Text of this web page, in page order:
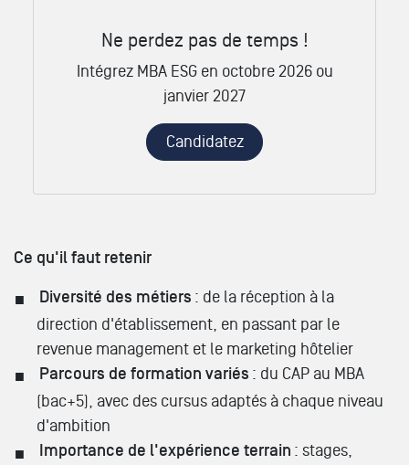
Ne perdez pas de temps !
Intégrez MBA ESG en octobre 2026 ou
janvier 2027
Candidatez
Ce qu'il faut retenir
Diversité des métiers : de la réception à la
direction d'établissement, en passant par le
revenue management et le marketing hôtelier
Parcours de formation variés : du CAP au MBA
(bac+5), avec des cursus adaptés à chaque niveau
d'ambition
Importance de l'expérience terrain : stages,